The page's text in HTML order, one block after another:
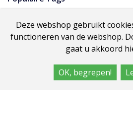
Copyright HobbyBeurzen.com
Deze webshop gebruikt
functioneren van de webshop.
gaat u akkoord
OK, begrepen!